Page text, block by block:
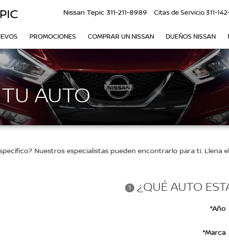
Nissan Tepic 311-211-8989 Citas de Servicio311-
PROMOCIONES COMPRAR UN NISSAN DUEÑOS NISSAN
AUTO
Nuestros especialistas pueden encontrarlo para ti. Llena
1 ¿QUÉ AUTO
*Año
*Marca